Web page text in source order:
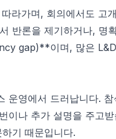
라가며, 회의에서도 고
반론을 제기하거나, 명
gap)**이며, 많은
운영에서 드러납니다.
이나 추가 설명을 주고
기 때문입니다.